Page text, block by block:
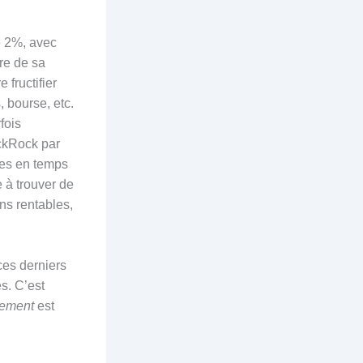
2%, avec
de sa
fructifier
bourse, etc.
par
en temps
à trouver de
rentables,
derniers
. C’est
est